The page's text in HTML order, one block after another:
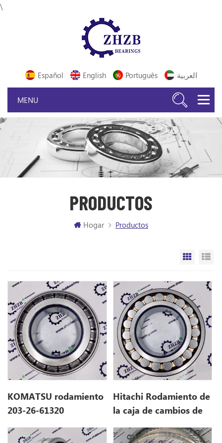
\
Español English Português العربية
PRODUCTOS
Hogar Productos
Vista
KOMATSU rodamiento
203-26-61320
Hitachi Rodamiento de
la caja de cambios de
4293424